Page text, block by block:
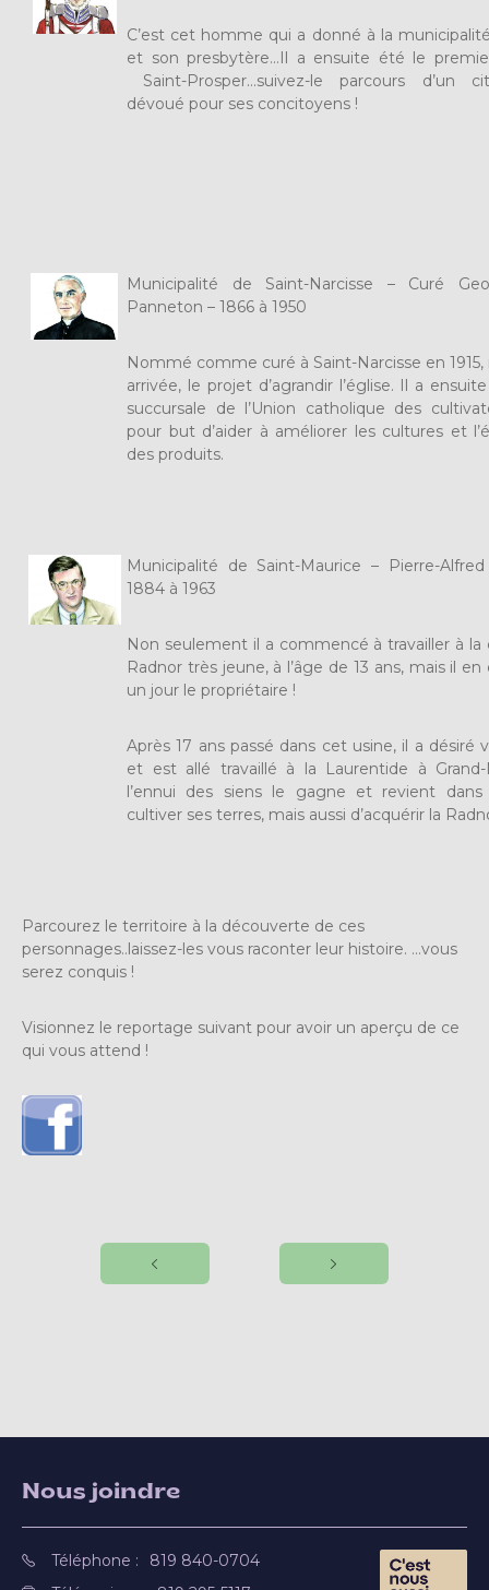
C’est cet homme qui a donné à la
et son presbytère…Il a ensuite été le
Saint-Prosper…suivez-le parcours d’un
dévoué pour ses concitoyens !
Municipalité de Saint-Narcisse – Curé
Panneton – 1866 à 1950
Nommé comme curé à Saint-Narcisse en 1915,
arrivée, le projet d’agrandir l’église. Il a
succursale de l’Union catholique des
pour but d’aider à améliorer les cultures et
des produits.
Municipalité de Saint-Maurice – Pierre-
1884 à 1963
Non seulement il a commencé à travailler à la
Radnor très jeune, à l’âge de 13 ans, mais il
un jour le propriétaire !
Après 17 ans passé dans cet usine, il a désiré
et est allé travaillé à la Laurentide à Grand-
l’ennui des siens le gagne et revient
cultiver ses terres, mais aussi d’acquérir la
Parcourez le territoire à la découverte de ces
personnages..laissez-les vous raconter leur histoire. …vous
serez conquis !
Visionnez le reportage suivant pour avoir un aperçu de ce
qui vous attend !
Nous joindre
Téléphone :
819 840-0704